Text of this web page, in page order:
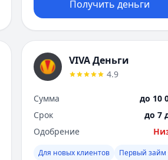
Получить деньги
VIVA Деньги
4.9
Сумма
до 10
Срок
до 7
Одобрение
Для новых клиентов Первый займ